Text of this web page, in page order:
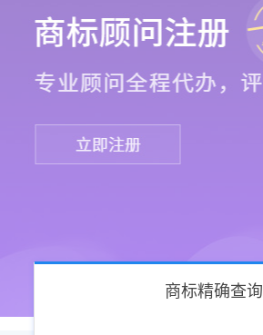
商标精确查询